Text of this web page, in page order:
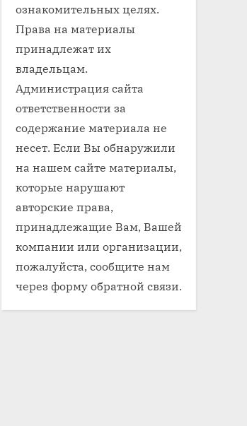
Электрик по автомобилям
опель
Электрика
ознакомительных целях.
Права на материалы
принадлежат их
владельцам.
Администрация сайта
ответственности за
содержание материала не
несет. Если Вы обнаружили
на нашем сайте материалы,
которые нарушают
авторские права,
принадлежащие Вам, Вашей
компании или организации,
пожалуйста, сообщите нам
через форму обратной связи.